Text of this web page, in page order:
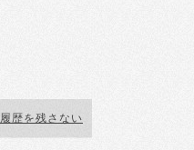
履歴を残さない